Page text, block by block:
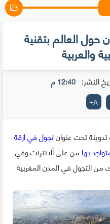
العالم بتقنية
النشر: 12:40 م
A
+
تحت عنوانتجول في ازقة
بهامن على ألانترنت وفي
التجول في المدن المغربية